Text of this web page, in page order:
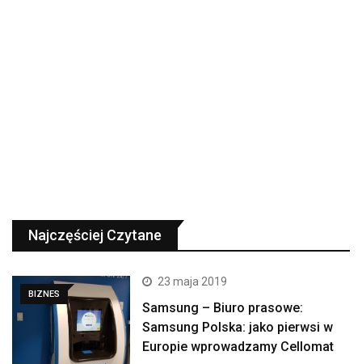
Najczęściej Czytane
BIZNES
23 maja 2019
Samsung – Biuro prasowe:
Samsung Polska: jako pierwsi w
Europie wprowadzamy Cellomat